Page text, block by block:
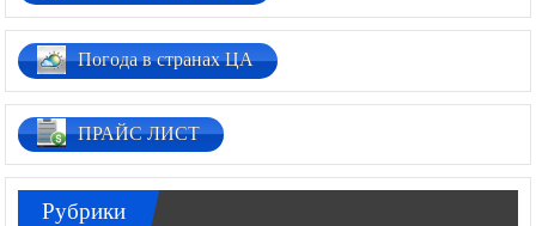
Погода в странах ЦА
ПРАЙС ЛИСТ
Рубрики